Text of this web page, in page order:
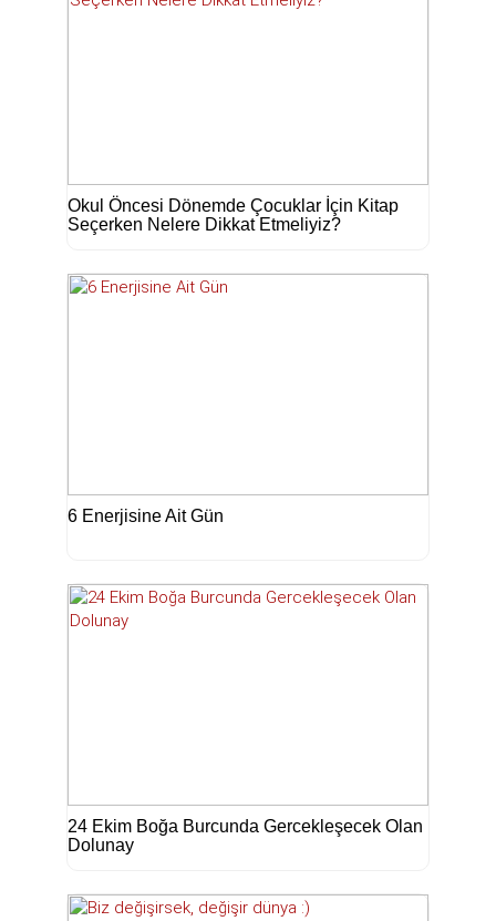
Okul Öncesi Dönemde Çocuklar İçin Kitap
Seçerken Nelere Dikkat Etmeliyiz?
6 Enerjisine Ait Gün
24 Ekim Boğa Burcunda Gercekleşecek Olan
Dolunay